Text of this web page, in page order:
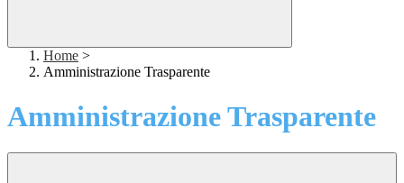
Home >
Amministrazione Trasparente
Amministrazione Trasparente